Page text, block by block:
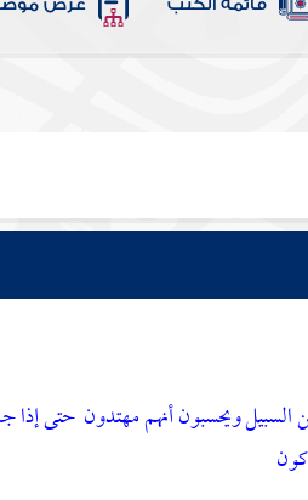
قائمة الكتب عرض
ويحسبون أنهم مهتدون حتى إذا